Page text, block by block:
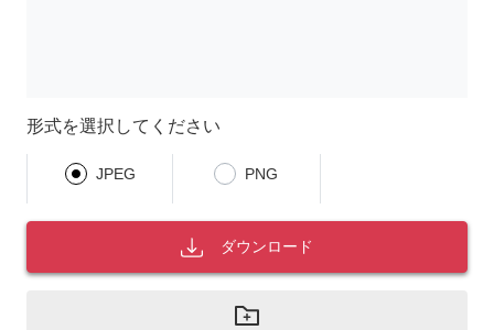
形式を選択してください
JPEG PNG
ダウンロード